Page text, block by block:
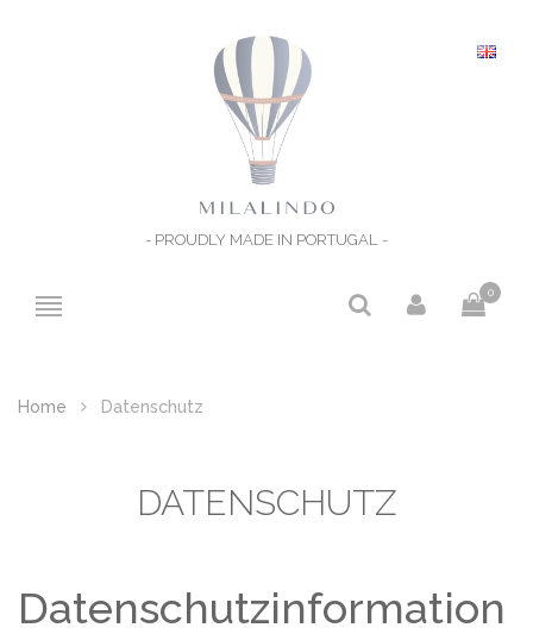
- PROUDLY MADE IN PORTUGAL -
0
Home Datenschutz
DATENSCHUTZ
Datenschutzinformation